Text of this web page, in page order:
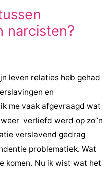
narcisten?
leven relaties heb gehad
en
me vaak afgevraagd wat
verliefd werd op zo”n
verslavend gedrag
problematiek. Wat
komen. Nu ik wist wat het